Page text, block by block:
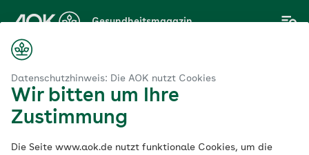
Datenschutzhinweis: Die AOK nutzt Cookies
Wir bitten um Ihre
Zustimmung
Die Seite www.aok.de nutzt funktionale Cookies, um die
Hauptinhalt
springen
Gesundheitsmagazin